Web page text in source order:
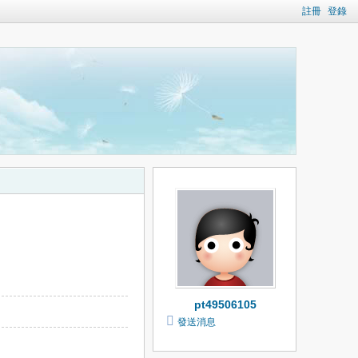
註冊 登錄
pt49506105
發送消息